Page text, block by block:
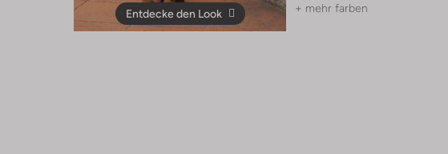
Entdecke den Look + mehr farben